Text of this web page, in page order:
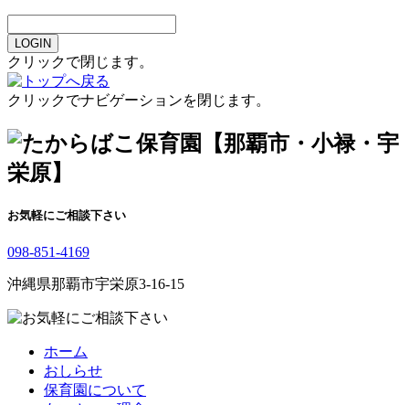
LOGIN
クリックで閉じます。
クリックでナビゲーションを閉じます。
お気軽にご相談下さい
098-851-4169
沖縄県那覇市宇栄原3-16-15
ホーム
おしらせ
保育園について